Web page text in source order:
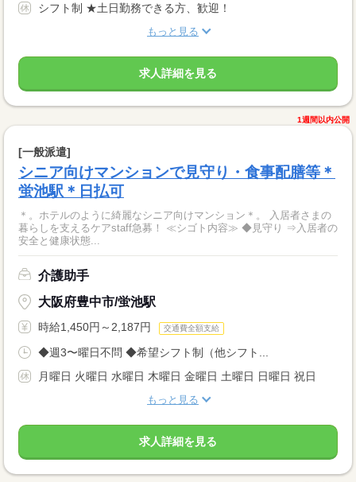
シフト制 ★土日勤務できる方、歓迎！
もっと見る
求人詳細を見る
1週間以内公開
[一般派遣]
シニア向けマンションで見守り・食事配膳等＊
蛍池駅＊日払可
＊。ホテルのように綺麗なシニア向けマンション＊。 入居者さまの
暮らしを支えるケアstaff急募！ ≪シゴト内容≫ ◆見守り ⇒入居者の
安全と健康状態...
介護助手
大阪府豊中市/蛍池駅
時給1,450円～2,187円 交通費全額支給
◆週3〜曜日不問 ◆希望シフト制（他シフト...
月曜日 火曜日 水曜日 木曜日 金曜日 土曜日 日曜日 祝日
もっと見る
求人詳細を見る